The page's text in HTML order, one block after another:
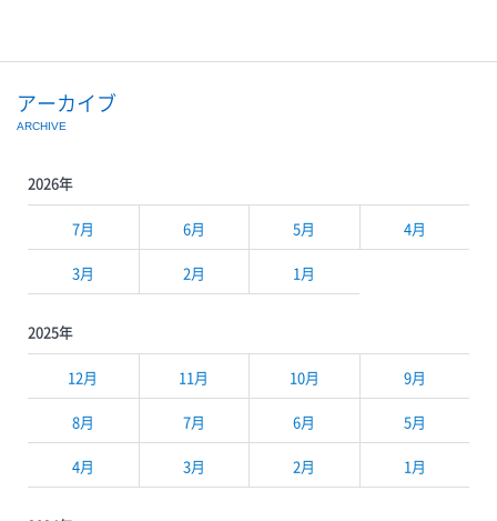
アーカイブ
ARCHIVE
2026年
7月 6月 5月 4月
3月 2月 1月
2025年
12月 11月 10月 9月
8月 7月 6月 5月
4月 3月 2月 1月